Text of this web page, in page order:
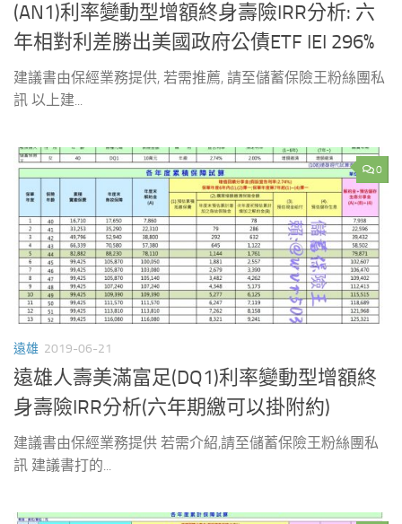
(AN1)利率變動型增額終身壽險IRR分析: 六
年相對利差勝出美國政府公債ETF IEI 296%
建議書由保經業務提供, 若需推薦, 請至儲蓄保險王粉絲團私
訊 以上建...
0
遠雄 2019-06-21
遠雄人壽美滿富足(DQ1)利率變動型增額終
身壽險IRR分析(六年期繳可以掛附約)
建議書由保經業務提供 若需介紹,請至儲蓄保險王粉絲團私
訊 建議書打的...